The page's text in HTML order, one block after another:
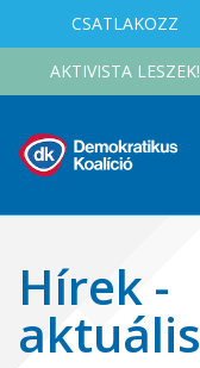
CSATLAKOZZ
AKTIVISTA LESZEK!
Hírek -
aktuális